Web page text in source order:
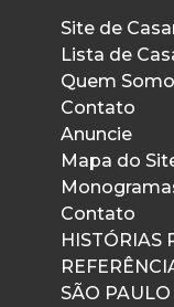
Site de
Lista de
Quem
Contato
Anuncie
Mapa do
Contato
HISTÓRIAS
SÃO PAULO